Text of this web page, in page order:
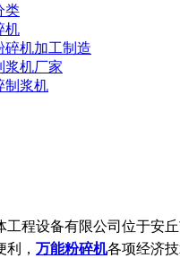
类
机
碎机加工制造
浆机厂家
制浆机
程设备有限公司位于安丘
， 万能粉碎机各项经济